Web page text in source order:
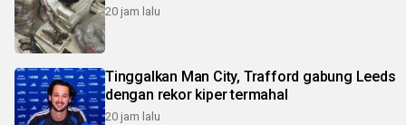
20 jam lalu
Tinggalkan Man City, Trafford gabung Leeds
dengan rekor kiper termahal
20 jam lalu